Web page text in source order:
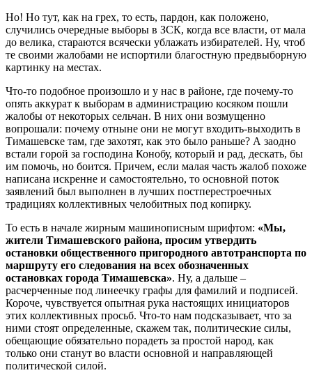
Но! Но тут, как на грех, то есть, пардон, как положено,
случились очередные выборы в ЗСК, когда все власти, от мала
до велика, стараются всячески ублажать избирателей. Ну, чтоб
те своими жалобами не испортили благостную предвыборную
картинку на местах.
Что-то подобное произошло и у нас в районе, где почему-то
опять аккурат к выборам в администрацию косяком пошли
жалобы от некоторых сельчан. В них они возмущенно
вопрошали: почему отныне они не могут входить-выходить в
Тимашевске там, где захотят, как это было раньше? А заодно
встали горой за господина Конобу, который и рад, дескать, бы
им помочь, но боится. Причем, если малая часть жалоб похоже
написана искренне и самостоятельно, то основной поток
заявлений был выполнен в лучших постперестроечных
традициях коллективных челобитных под копирку.
То есть в начале жирным машинописным шрифтом: «Мы,
жители Тимашевского района, просим утвердить
остановки общественного пригородного автотранспорта по
маршруту его следования на всех обозначенных
остановках города Тимашевска». Ну, а дальше –
расчерченные под линеечку графы для фамилий и подписей.
Короче, чувствуется опытная рука настоящих инициаторов
этих коллективных просьб. Что-то нам подсказывает, что за
ними стоят определенные, скажем так, политические силы,
обещающие обязательно порадеть за простой народ, как
только они станут во власти основной и направляющей
политической силой.